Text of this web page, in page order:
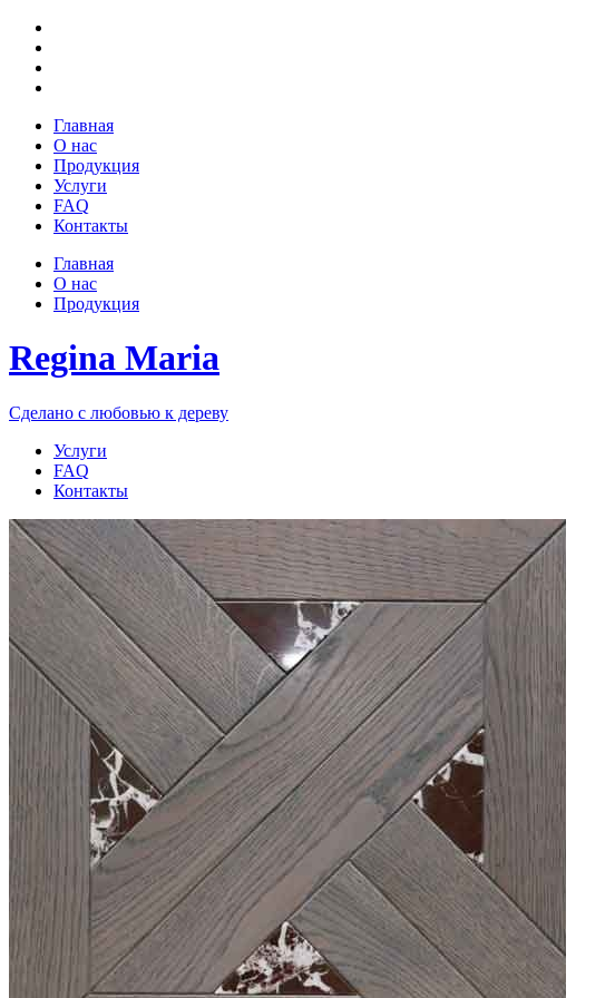
Главная
О нас
Продукция
Услуги
FAQ
Контакты
Главная
О нас
Продукция
Regina Maria
Сделано с любовью к дереву
Услуги
FAQ
Контакты